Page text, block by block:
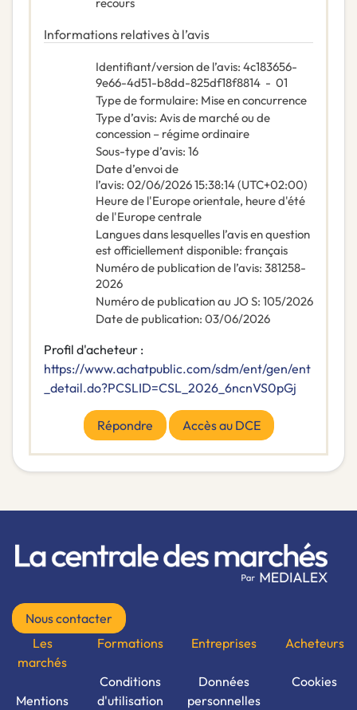
Informations relatives à l’avis
Identifiant/version de l’avis: 4c183656-
9e66-4d51-b8dd-825df18f8814 - 01
Type de formulaire: Mise en concurrence
Type d’avis: Avis de marché ou de
concession – régime ordinaire
Sous-type d’avis: 16
Date d’envoi de
l’avis: 02/06/202615:38:14 (UTC+02:00)
Heure de l'Europe orientale, heure d'été
de l'Europe centrale
Langues dans lesquelles l’avis en question
est officiellement disponible: français
Numéro de publication de l’avis: 381258-
2026
Numéro de publication au JO S: 105/2026
Date de publication: 03/06/2026
Profil d'acheteur :
https://www.achatpublic.com/sdm/ent/gen/ent
_detail.do?PCSLID=CSL_2026_6ncnVS0pGj
Répondre Accès au DCE
Nous contacter
Les
marchés
Mentions
Formations
Conditions
d'utilisation
Entreprises
Données
personnelles
Acheteurs
Cookies